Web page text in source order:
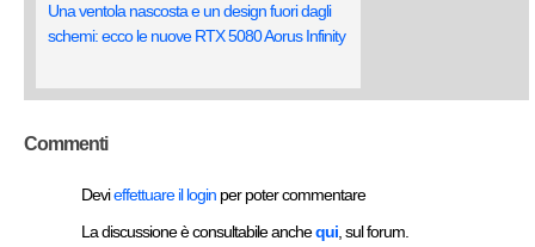
Una ventola nascosta e un design fuori dagli
schemi: ecco le nuove RTX 5080 Aorus Infinity
Commenti
Devieffettuare il login per poter commentare
La discussione è consultabile anchequi , sul forum.